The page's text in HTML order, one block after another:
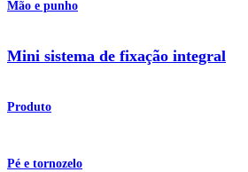
Mão e punho
Mini sistema de fixação integral
Produto
Pé e tornozelo